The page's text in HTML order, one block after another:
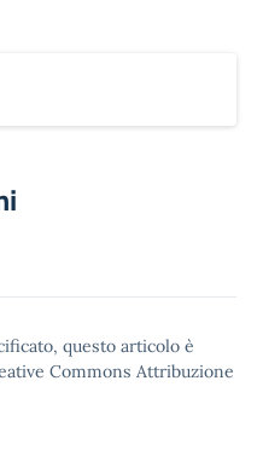
questo articolo è
Commons Attribuzione